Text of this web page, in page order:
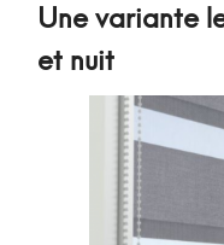
Une variante
et nuit